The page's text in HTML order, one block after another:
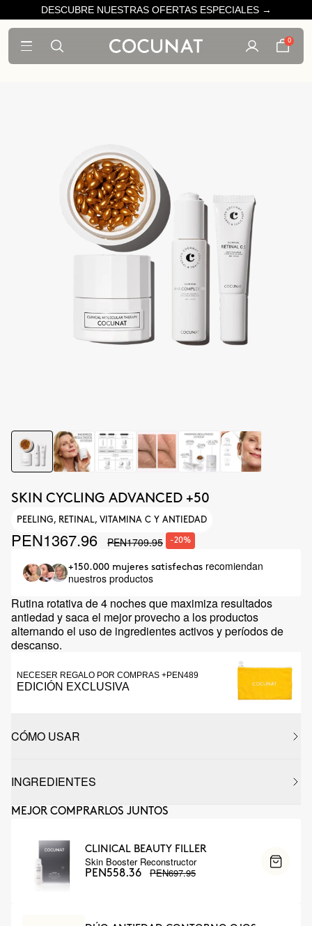
DESCUBRE NUESTRAS OFERTAS ESPECIALES →
0
SKIN CYCLING ADVANCED +50
PEELING, RETINAL, VITAMINA C Y ANTIEDAD
PEN1367.96 PEN1709.95 -20%
+150.000 mujeres satisfechas recomiendan
nuestros productos
Rutina rotativa de 4 noches que maximiza resultados
antiedad y saca el mejor provecho a los productos
alternando el uso de ingredientes activos y períodos de
descanso.
NECESER REGALO POR COMPRAS +PEN489
EDICIÓN EXCLUSIVA
CÓMO USAR
INGREDIENTES
MEJOR COMPRARLOS JUNTOS
CLINICAL BEAUTY FILLER
Skin Booster Reconstructor
PEN558.36 PEN697.95